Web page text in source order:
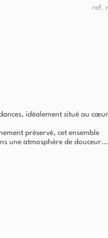
ref.
idéalement situé au
préservé, cet ensemble
une atmosphère de douceur...